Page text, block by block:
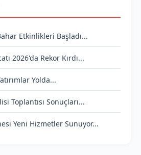
Etkinlikleri Başladı...
2026'da Rekor Kırdı...
Yolda...
Toplantısı Sonuçları...
Yeni Hizmetler Sunuyor...